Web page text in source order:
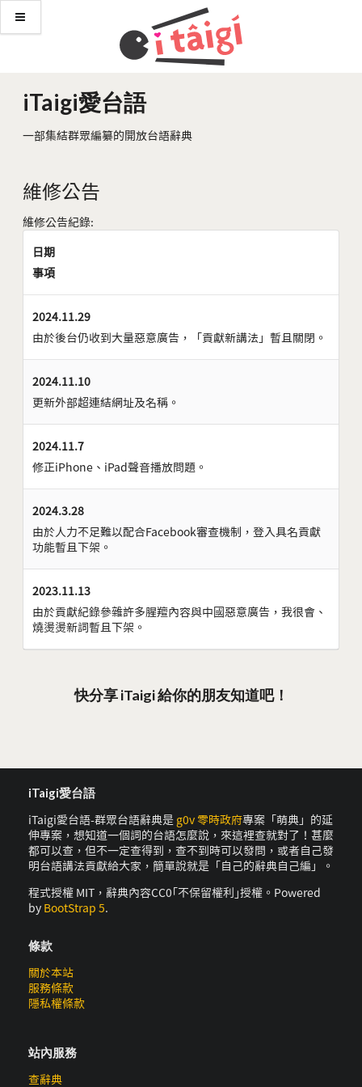
iTaigi愛台語
一部集結群眾編纂的開放台語辭典
維修公告
維修公告紀錄:
日期
事項
2024.11.29
由於後台仍收到大量惡意廣告，「貢獻新講法」暫且關閉。
2024.11.10
更新外部超連結網址及名稱。
2024.11.7
修正iPhone、iPad聲音播放問題。
2024.3.28
由於人力不足難以配合Facebook審查機制，登入具名貢獻
功能暫且下架。
2023.11.13
由於貢獻紀錄參雜許多腥羶內容與中國惡意廣告，我很會、
燒燙燙新詞暫且下架。
快分享 iTaigi 給你的朋友知道吧！
iTaigi愛台語
iTaigi愛台語-群眾台語辭典是 g0v 零時政府專案「萌典」的延
伸專案，想知道一個詞的台語怎麼說，來這裡查就對了！甚麼
都可以查，但不一定查得到，查不到時可以發問，或者自己發
明台語講法貢獻給大家，簡單說就是「自己的辭典自己編」。
程式授權 MIT，辭典內容CC0｢不保留權利｣授權。Powered
by BootStrap 5.
條款
關於本站
服務條款
隱私權條款
站內服務
查辭典